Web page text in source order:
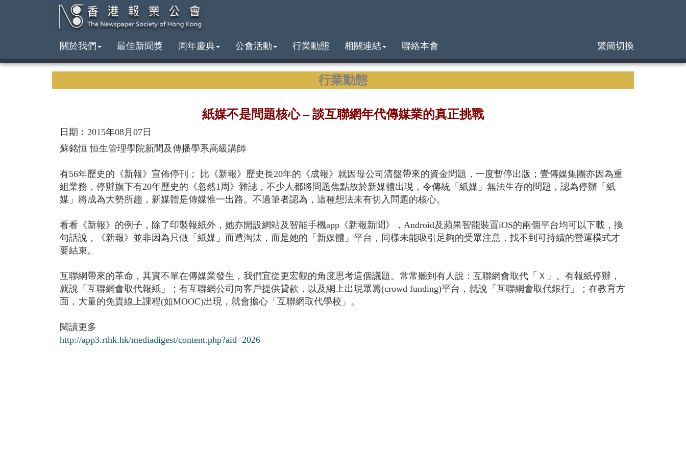
關於我們 最佳新聞獎 周年慶典 公會活動 行業動態 相關連結 聯絡本會 繁簡切換
行業動態
紙媒不是問題核心 – 談互聯網年代傳媒業的真正挑戰
日期︰2015年08月07日
蘇銘恒 恒生管理學院新聞及傳播學系高級講師
有56年歷史的《新報》宣佈停刊； 比《新報》歷史長20年的《成報》就因母公司清盤帶來的資金問題，一度暫停出版；壹傳媒集團亦因為重
組業務，停辦旗下有20年歷史的《忽然1周》雜誌，不少人都將問題焦點放於新媒體出現，令傳統「紙媒」無法生存的問題，認為停辦「紙
媒」將成為大勢所趨，新媒體是傳媒惟一出路。不過筆者認為，這種想法未有切入問題的核心。
看看《新報》的例子，除了印製報紙外，她亦開設網站及智能手機app《新報新聞》，Android及蘋果智能裝置iOS的兩個平台均可以下載，換
句話說，《新報》並非因為只做「紙媒」而遭淘汰，而是她的「新媒體」平台，同樣未能吸引足夠的受眾注意，找不到可持續的營運模式才
要結束。
互聯網帶來的革命，其實不單在傳媒業發生，我們宜從更宏觀的角度思考這個議題。常常聽到有人說：互聯網會取代「Ｘ」。有報紙停辦，
就說「互聯網會取代報紙」；有互聯網公司向客戶提供貸款，以及網上出現眾籌(crowd funding)平台，就說「互聯網會取代銀行」；在教育方
面，大量的免貴線上課程(如MOOC)出現，就會擔心「互聯網取代學校」。
閱讀更多
http://app3.rthk.hk/mediadigest/content.php?aid=2026